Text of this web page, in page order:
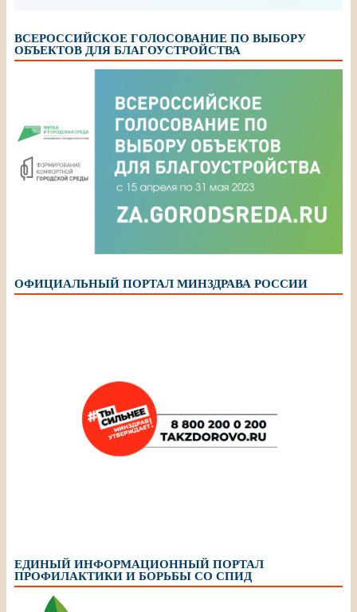
ВСЕРОССИЙСКОЕ ГОЛОСОВАНИЕ ПО ВЫБОРУ
ОБЪЕКТОВ ДЛЯ БЛАГОУСТРОЙСТВА
ОФИЦИАЛЬНЫЙ ПОРТАЛ МИНЗДРАВА РОССИИ
ЕДИНЫЙ ИНФОРМАЦИОННЫЙ ПОРТАЛ
ПРОФИЛАКТИКИ И БОРЬБЫ СО СПИД